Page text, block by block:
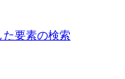
た要素の検索